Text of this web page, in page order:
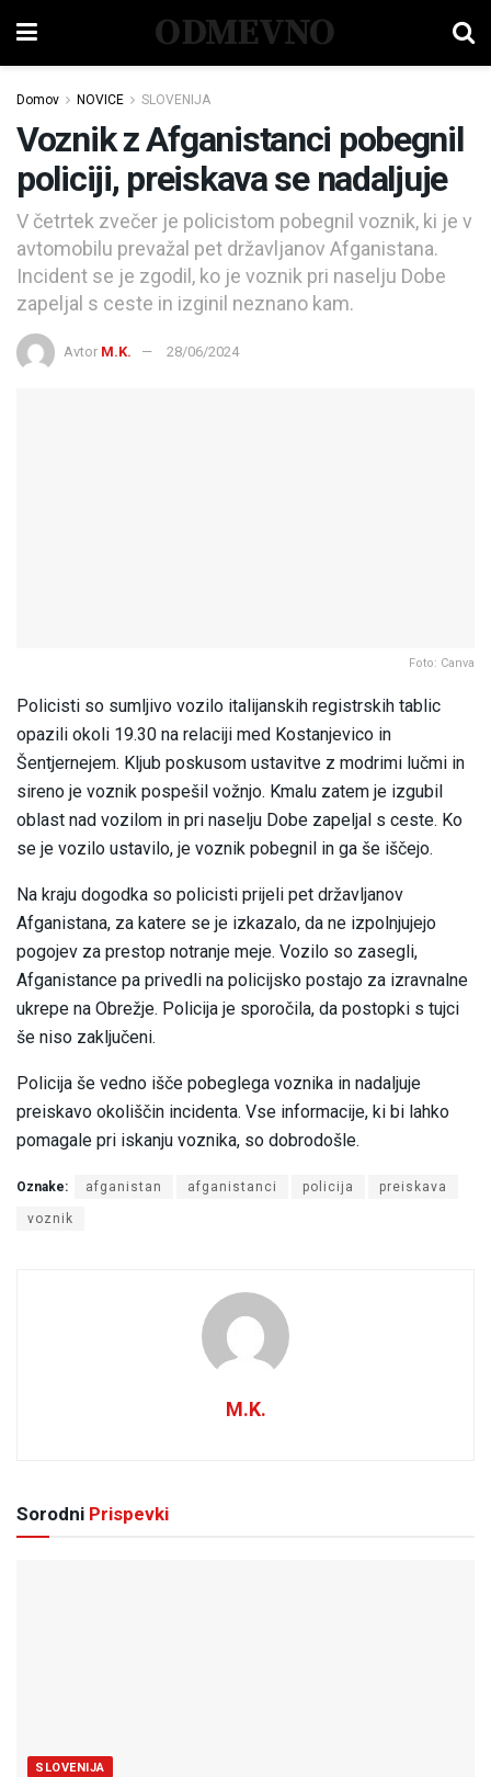
ODMEVNO
Domov NOVICE SLOVENIJA
Voznik z Afganistanci pobegnil
policiji, preiskava se nadaljuje
V četrtek zvečer je policistom pobegnil voznik, ki je v
avtomobilu prevažal pet državljanov Afganistana.
Incident se je zgodil, ko je voznik pri naselju Dobe
zapeljal s ceste in izginil neznano kam.
Avtor M.K. 28/06/2024
Foto: Canva
Policisti so sumljivo vozilo italijanskih registrskih tablic
opazili okoli 19.30 na relaciji med Kostanjevico in
Šentjernejem. Kljub poskusom ustavitve z modrimi lučmi in
sireno je voznik pospešil vožnjo. Kmalu zatem je izgubil
oblast nad vozilom in pri naselju Dobe zapeljal s ceste. Ko
se je vozilo ustavilo, je voznik pobegnil in ga še iščejo.
Na kraju dogodka so policisti prijeli pet državljanov
Afganistana, za katere se je izkazalo, da ne izpolnjujejo
pogojev za prestop notranje meje. Vozilo so zasegli,
Afganistance pa privedli na policijsko postajo za izravnalne
ukrepe na Obrežje. Policija je sporočila, da postopki s tujci
še niso zaključeni.
Policija še vedno išče pobeglega voznika in nadaljuje
preiskavo okoliščin incidenta. Vse informacije, ki bi lahko
pomagale pri iskanju voznika, so dobrodošle.
Oznake: afganistan afganistanci policija preiskava
voznik
M.K.
Sorodni Prispevki
SLOVENIJA